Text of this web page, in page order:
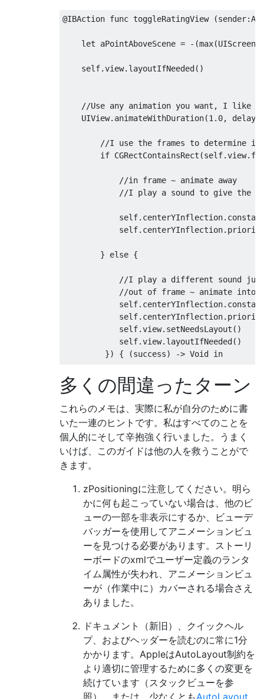
@IBAction func toggleRatingView (sender:
    let aPointAboveScene
= -(max(UIScreen
    self
.view. layoutIfNeeded()
//Use any animation you want, I like
UIView. animateWithDuration(1.0, delay
//I use the frames to determine if
if CGRectContainsRect (self.view.
//in frame ~ animate away
//I play a sound to give the
            self
. centerYInflection.
            self
. centerYInflection.
} else {
//I play a different sound just
//out of frame ~ animate into
            self
. centerYInflection.
            self
. centerYInflection.
            self
.view. setNeedsLayout ()
            self
.view. layoutIfNeeded()
})
{ (success) -> Void in
//do something else
}
}
}
多くの間違ったターン
これらのメモは、実際に私が自分のために書
いた一連のヒントです。私はすべてのことを
個人的にそして辛抱強く行いました。うまく
いけば、このガイドは他の人を救うことがで
きます。
zPositioningに注意してください。明ら
かに何も起こっていない場合は、他のビ
ューの一部を非表示にするか、ビューデ
バッガーを使用してアニメーションビュ
ーを見つける必要があります。ストーリ
ーボードのxmlでユーザー定義のランタ
イム属性が失われ、アニメーションビュ
ーが（作業中に）カバーされる場合さえ
ありました。
ドキュメント（新旧）、クイックヘル
プ、およびヘッダーを読むのに常に1分
かかります。AppleはAutoLayout制約を
より適切に管理するために多くの変更を
続けています（スタックビューを参
照）。または、少なくともAutoLayout